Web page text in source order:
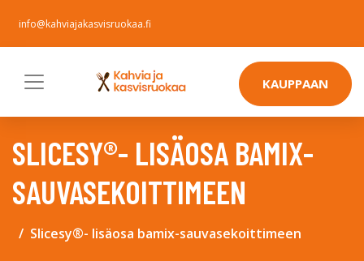
info@kahviajakasvisruokaa.fi
KAUPPAAN
SLICESY®- LISÄOSA BAMIX-
SAUVASEKOITTIMEEN
Slicesy®- lisäosa bamix-sauvasekoittimeen